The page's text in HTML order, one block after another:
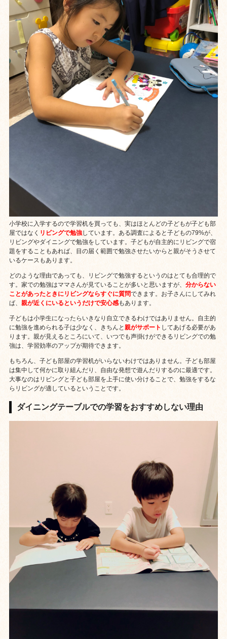
小学校に入学するので学習机を買っても、実はほとんどの子どもが子ども部
屋ではなく リビングで勉強しています。ある調査によると子どもの79%が、
リビングやダイニングで勉強をしています。子どもが自主的にリビングで宿
題をすることもあれば、目の届く範囲で勉強させたいからと親がそうさせて
いるケースもあります。
どのような理由であっても、リビングで勉強するというのはとても合理的で
す。家での勉強はママさんが見ていることが多いと思いますが、分からない
ことがあったときにリビングならすぐに質問できます。お子さんにしてみれ
ば、親が近くにいるというだけで安心感もあります。
子どもは小学生になったらいきなり自立できるわけではありません。自主的
に勉強を進められる子は少なく、きちんと親がサポート してあげる必要があ
ります。親が見えるところにいて、いつでも声掛けができるリビングでの勉
強は、学習効率のアップが期待できます。
もちろん、子ども部屋の学習机がいらないわけではありません。子ども部屋
は集中して何かに取り組んだり、自由な発想で遊んだりするのに最適です。
大事なのはリビングと子ども部屋を上手に使い分けることで、勉強をするな
らリビングが適しているということです。
ダイニングテーブルでの学習をおすすめしない理由